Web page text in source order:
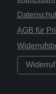
AGB für
Widerruf